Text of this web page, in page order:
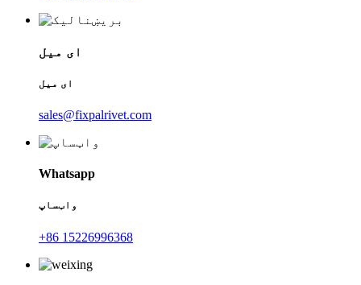
ای میل
ای میل
sales@fixpalrivet.com
Whatsapp
واټساپ
+86 15226996368